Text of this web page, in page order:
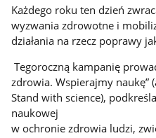
Każdego roku ten dzień
wyzwania zdrowotne i
działania na rzecz poprawy
Tegoroczną kampanię
zdrowia. Wspierajmy naukę”
Stand with science),
naukowej
w ochronie zdrowia ludzi,